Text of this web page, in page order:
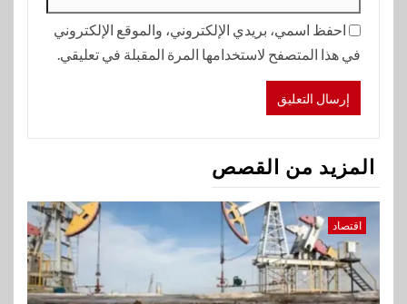
احفظ اسمي، بريدي الإلكتروني، والموقع الإلكتروني
في هذا المتصفح لاستخدامها المرة المقبلة في تعليقي.
المزيد من القصص
اقتصاد